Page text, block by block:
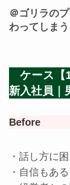
＠ゴリラの
わってしまう
ケース【
新入社員｜
Before
・話し方に
・自信もある